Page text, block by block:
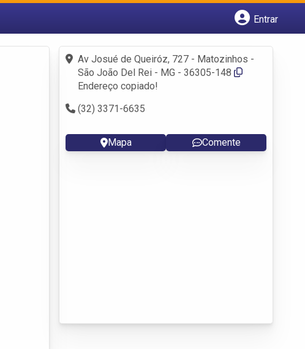
Entrar
Fazer login
Criar conta
Av Josué de Queiróz, 727 - Matozinhos -
São João Del Rei - MG - 36305-148
Endereço copiado!
(32) 3371-6635
Mapa Comente